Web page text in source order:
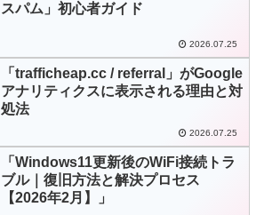
スパム」初心者ガイド
2026.07.25
「trafficheap.cc / referral」がGoogle
アナリティクスに表示される理由と対
処法
2026.07.25
「Windows11更新後のWiFi接続トラ
ブル｜復旧方法と解決プロセス
【2026年2月】」